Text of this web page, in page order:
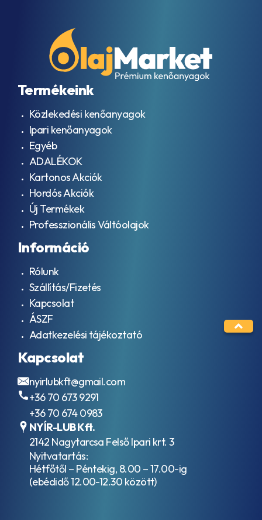
Termékeink
Közlekedési kenőanyagok
Ipari kenőanyagok
Egyéb
ADALÉKOK
Kartonos Akciók
Hordós Akciók
Új Termékek
Professzionális Váltóolajok
Információ
Rólunk
Szállítás/Fizetés
Kapcsolat
ÁSZF
Adatkezelési tájékoztató
Kapcsolat
nyirlubkft@gmail.com
+36 70 673 9291
+36 70 674 0983
NYÍR-LUB Kft.
2142 Nagytarcsa Felső Ipari krt. 3
Nyitvatartás:
Hétfőtől – Péntekig, 8.00 – 17.00-ig
(ebédidő 12.00-12.30 között)